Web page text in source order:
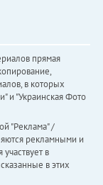
прямая
в которых
и "Украинская Фото
"Реклама" /
рекламными и
в
в этих